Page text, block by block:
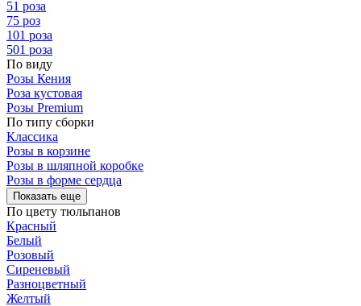
51 роза
75 роз
101 роза
501 роза
По виду
Розы Кения
Роза кустовая
Розы Premium
По типу сборки
Классика
Розы в корзине
Розы в шляпной коробке
Розы в форме сердца
Показать еще
По цвету тюльпанов
Красный
Белый
Розовый
Сиреневый
Разноцветный
Желтый